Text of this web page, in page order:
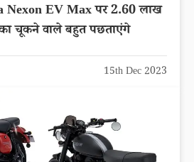
Nexon EV Max पर 2.60 लाख
चूकने वाले बहुत पछताएंगे
15th Dec 2023